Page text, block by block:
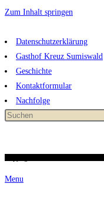
Zum Inhalt springen
Datenschutzerklärung
Gasthof Kreuz Sumiswald
Geschichte
Kontaktformular
Nachfolge
Menu